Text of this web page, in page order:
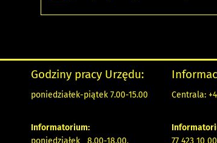
Godziny pracy Urzędu:
poniedziałek-piątek 7.00-15.00
Informatorium:
poniedziałek 8.00-18.00,
Centrala:
77 423 10 00